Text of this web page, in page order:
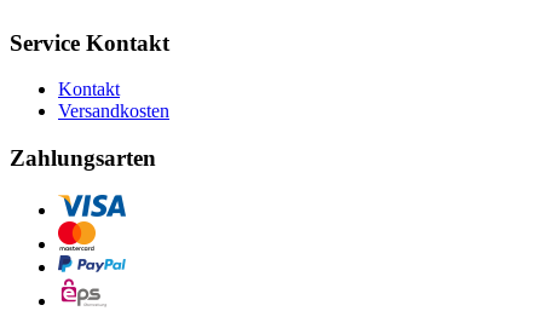
Service Kontakt
Kontakt
Versandkosten
Zahlungsarten